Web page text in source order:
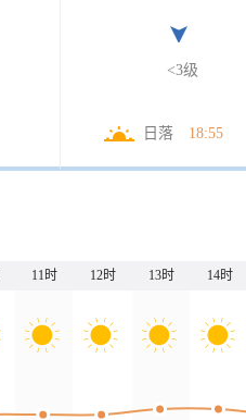
<3级
日落 18:55
11时 12时 13时 14时